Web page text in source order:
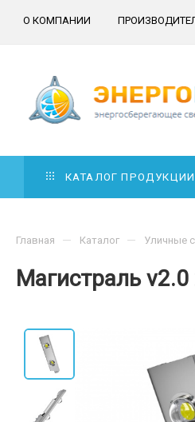
О КОМПАНИИ
КАТАЛОГ ПРОДУКЦИИ
Магистраль v2.0
Главная — Каталог — Уличные